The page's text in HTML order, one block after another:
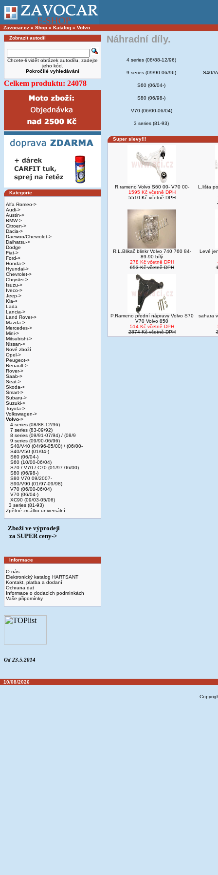
Zavocar.cz » Shop » Katalog » Volvo
Zobrazit autodíl
Chcete-li vidět obrázek autodílu, zadejte
jeho kód.
Pokročilé vyhledávání
Celkem produktu: 24078
Kategorie
Alfa Romeo->
Audi->
Austin->
BMW->
Citroen->
Dacia->
Daewoo/Chevrolet->
Daihatsu->
Dodge
Fiat->
Ford->
Honda->
Hyundai->
Chevrolet->
Chrysler->
Isuzu->
Iveco->
Jeep->
Kia->
Lada
Lancia->
Land Rover->
Mazda->
Mercedes->
Mini->
Mitsubishi->
Nissan->
Nové zboží
Opel->
Peugeot->
Renault->
Rover->
Saab->
Seat->
Skoda->
Smart->
Subaru->
Suzuki->
Toyota->
Volkswagen->
Volvo->
4 series (08/88-12/96)
7 series (83-09/92)
8 series (09/91-07/94) / (08/9
9 series (09/90-06/96)
S40/V40 (04/96-05/00) / (06/00-
S40/V50 (01/04-)
S60 (06/04-)
S60 (10/00-06/04)
S70 / V70 / C70 (01/97-06/00)
S80 (06/98-)
S80 V70 09/2007-
S90/V90 (01/97-09/98)
V70 (06/00-06/04)
V70 (06/04-)
XC90 (09/03-05/06)
3 series (81-93)
Zpětné zrcátko universální
Zboží ve výprodeji
­ za SUPER ceny->
Informace
O nás
Elektronický katalog HARTSANT
Kontakt, platba a dodaní
Ochrana dat
Informace o dodacích podmínkách
Vaše připomínky
Od 23.5.2014
Náhradní díly.
4 series (08/88-12/96)
9 series (09/90-06/96) S40/
S60 (06/04-)
S80 (06/98-)
V70 (06/00-06/04)
3 series (81-93)
Super slevy!!!
R.rameno Volvo S60 00- V70 00-
1595 Kč včetně DPH
5510 Kč včetně DPH
L.lišta
R.L.Blikač blinkr Volvo 740 760 84-
89-90 bílý
278 Kč včetně DPH
653 Kč včetně DPH
Levé
P.Rameno přední nápravy Volvo S70
V70 Volvo 850
514 Kč včetně DPH
2874 Kč včetně DPH
sahara
10/08/2026